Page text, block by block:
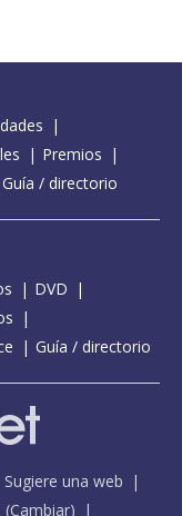
Premios
Guía / directorio
DVD
Guía / directorio
Sugiere una web
(Cambiar)